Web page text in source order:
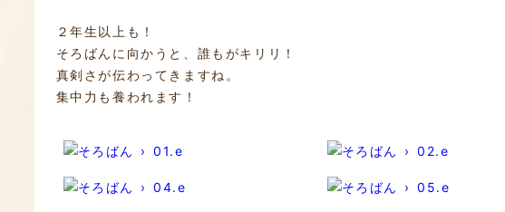
２年生以上も！
そろばんに向かうと、誰もがキリリ！
真剣さが伝わってきますね。
集中力も養われます！